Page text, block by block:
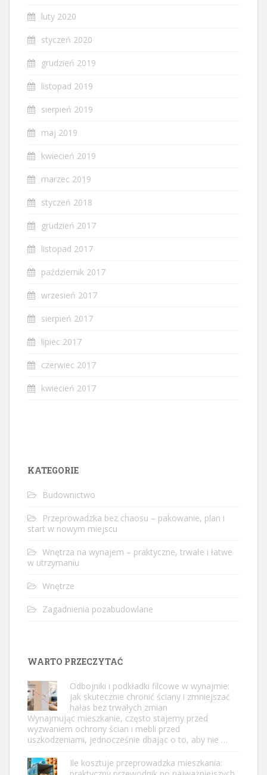
luty 2020
styczeń 2020
grudzień 2019
listopad 2019
sierpień 2019
maj 2019
kwiecień 2019
marzec 2019
styczeń 2018
grudzień 2017
listopad 2017
październik 2017
wrzesień 2017
sierpień 2017
lipiec 2017
czerwiec 2017
kwiecień 2017
KATEGORIE
Budownictwo
Przeprowadzka bez chaosu – pakowanie, plan i
start w nowym miejscu
Wnętrza na wynajem – praktyczne, trwałe i łatwe
w utrzymaniu
Wnętrze
Zagadnienia pozabudowlane
WARTO PRZECZYTAĆ
Odbojniki i podkładki filcowe w wynajmie:
jak skutecznie chronić ściany i zmniejszać
hałas bez trwałych zmian
Wynajmując mieszkanie, często stajemy przed
wyzwaniem ochrony ścian i mebli przed
uszkodzeniami, jednocześnie dbając o to, aby nie …
Ile kosztuje przeprowadzka mieszkania: